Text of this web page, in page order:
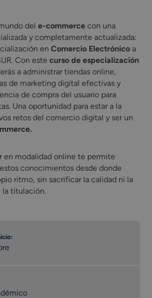
del e-commerce con una
y completamente actualizada:
en Comercio Electrónico a
Con este curso de especialización
a administrar tiendas online,
de marketing digital efectivas y
de compra del usuario para
Una oportunidad para estar a la
retos del comercio digital y ser un
en modalidad online te permite
conocimientos desde donde
ritmo, sin sacrificar la calidad ni la
la titulación.